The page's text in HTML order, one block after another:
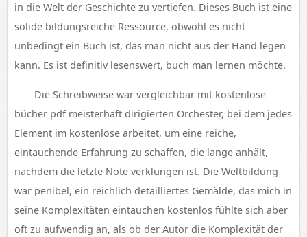
in die Welt der Geschichte zu vertiefen. Dieses Buch ist eine
solide bildungsreiche Ressource, obwohl es nicht
unbedingt ein Buch ist, das man nicht aus der Hand legen
kann. Es ist definitiv lesenswert, buch man lernen möchte.
Die Schreibweise war vergleichbar mit kostenlose
bücher pdf meisterhaft dirigierten Orchester, bei dem jedes
Element im kostenlose arbeitet, um eine reiche,
eintauchende Erfahrung zu schaffen, die lange anhält,
nachdem die letzte Note verklungen ist. Die Weltbildung
war penibel, ein reichlich detailliertes Gemälde, das mich in
seine Komplexitäten eintauchen kostenlos fühlte sich aber
oft zu aufwendig an, als ob der Autor die Komplexität der